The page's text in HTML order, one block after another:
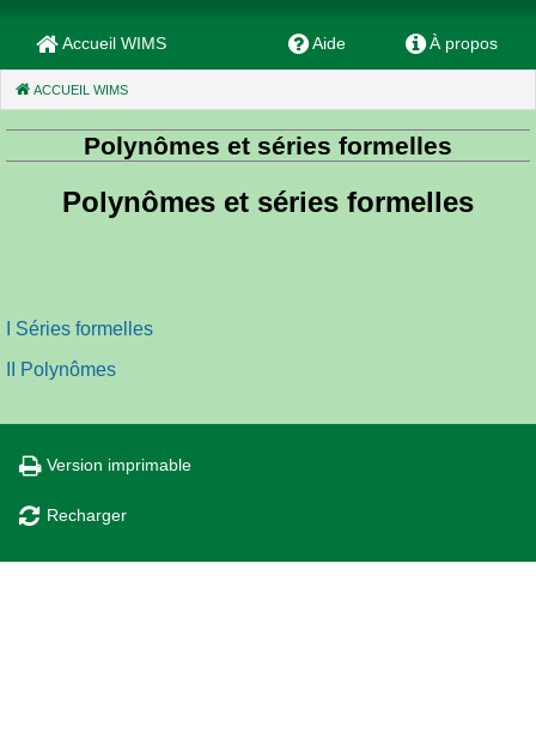
Accueil WIMS Aide À propos
ACCUEIL WIMS
Polynômes et séries formelles
Polynômes et séries formelles
I Séries formelles
II Polynômes
Version imprimable
Recharger